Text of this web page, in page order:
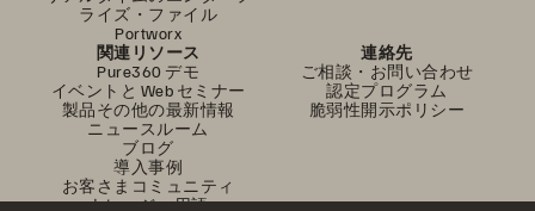
ライズ・ファイル
Portworx
関連リソース
Pure360 デモ
イベントと Web セミナー
製品その他の最新情報
ニュースルーム
ブログ
導入事例
お客さまコミュニティ
ナレッジ・用語
連絡先
ご相談・お問い合わせ
認定プログラム
脆弱性開示ポリシー